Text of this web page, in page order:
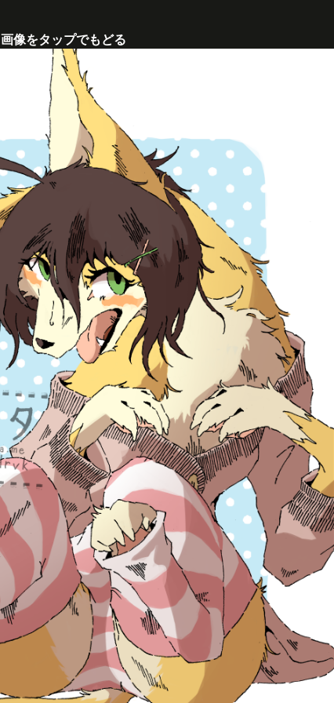
画像をタップでもどる